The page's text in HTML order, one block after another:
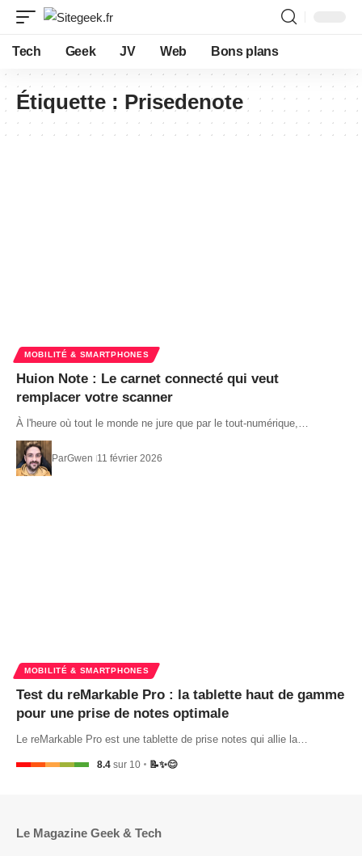
Tech Geek JV Web Bons plans
Étiquette : Prisedenote
MOBILITÉ & SMARTPHONES
Huion Note : Le carnet connecté qui veut
remplacer votre scanner
À l'heure où tout le monde ne jure que par le tout-numérique,…
ParGwen 11 février 2026
MOBILITÉ & SMARTPHONES
Test du reMarkable Pro : la tablette haut de gamme
pour une prise de notes optimale
Le reMarkable Pro est une tablette de prise notes qui allie la…
8.4 sur 10 📝✨😊
Le Magazine Geek & Tech